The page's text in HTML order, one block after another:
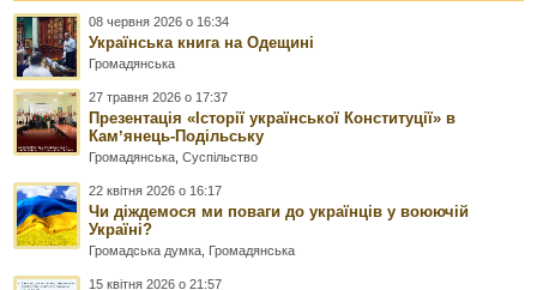
08 червня 2026 о 16:34
Українська книга на Одещині
Громадянська
27 травня 2026 о 17:37
Презентація «Історії української Конституції» в
Камʼянець-Подільську
Громадянська ,Суспільство
22 квітня 2026 о 16:17
Чи діждемося ми поваги до українців у воюючій
Україні?
Громадська думка Громадянська
15 квітня 2026 о 21:57